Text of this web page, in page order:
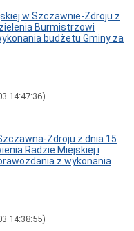
w Szczawnie-Zdroju z
Burmistrzowi
budżetu Gminy za
14:47:36)
Zdroju z dnia 15
Radzie Miejskiej i
z wykonania
14:38:55)